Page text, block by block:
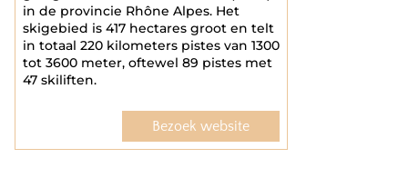
in de provincie Rhône Alpes. Het
skigebied is 417 hectares groot en telt
in totaal 220 kilometers pistes van 1300
tot 3600 meter, oftewel 89 pistes met
47 skiliften.
Bezoek website